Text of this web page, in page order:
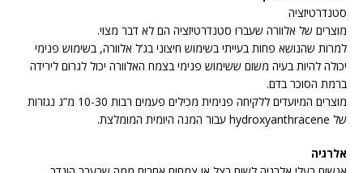
סטנדרטיזציה
מוצרים של אלוורה שעברו סטנדרטיזציה הם לא דבר מצוי.
למרות שהנושא פחות בעייתי בשימוש חיצוני בג’ל אלוורה, בשימוש פנימי
יכולה להיות בעיה משום ששימוש פנימי בצמח האלוורה יכול לגרום לירידה
ברמת הסוכר בדם.
מוצרים המיועדים ללקיחה פנימית מכילים פעמים רבות 10-30 מ”ג נגזרות
של hydroxyanthracene עבור המנה היומית המומלצת.
אלרגיה